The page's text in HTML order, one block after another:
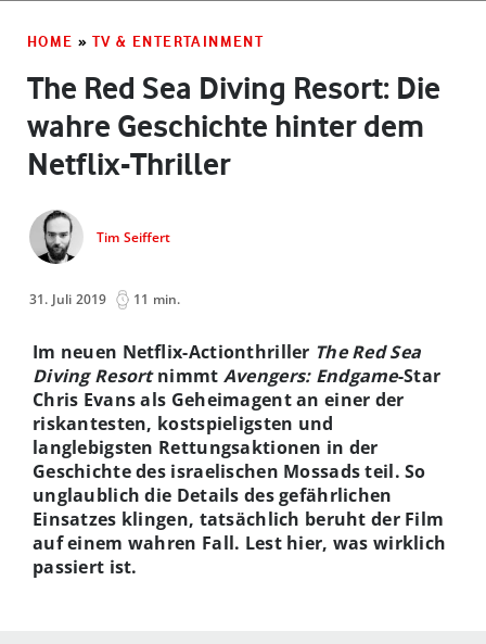
HOME » TV & ENTERTAINMENT
The Red Sea Diving Resort: Die
wahre Geschichte hinter dem
Netflix-Thriller
Tim Seiffert
31. Juli 2019 11 min.
Im neuen Netflix-Actionthriller The Red Sea
Diving Resortnimmt Avengers: Endgame-Star
Chris Evans als Geheimagent an einer der
riskantesten, kostspieligsten und
langlebigsten Rettungsaktionen in der
Geschichte des israelischen Mossads teil. So
unglaublich die Details des gefährlichen
Einsatzes klingen, tatsächlich beruht der Film
auf einem wahren Fall. Lest hier, was wirklich
passiert ist.